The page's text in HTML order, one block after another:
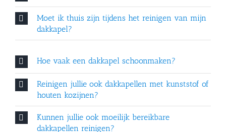
Dakkapel enzonnepanelen reiniging
Schoonmaken van een kleine dakkapel
Moet ik thuis zijn tijdens het reinigen van mijn
dakkapel?
Hoe vaak een dakkapel schoonmaken?
Reinigen jullie ook dakkapellen met kunststof of
houten kozijnen?
Kunnen jullie ook moeilijk bereikbare
dakkapellen reinigen?